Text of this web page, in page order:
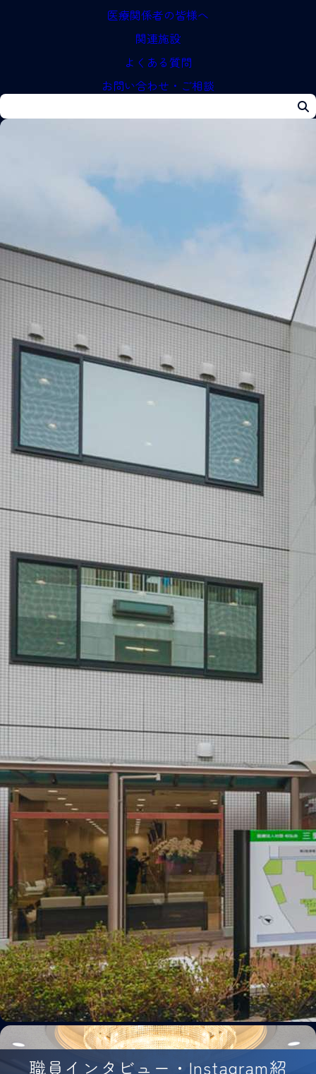
医療関係者の皆様へ
関連施設
よくある質問
お問い合わせ・ご相談
職員インタビュー・Instagram紹